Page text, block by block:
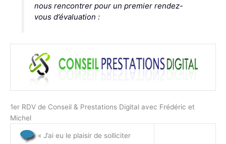
nous rencontrer pour un premier rendez-
vous d’évaluation :
1er RDV de Conseil & Prestations Digital avec Frédéric et
Michel
« J’ai eu le plaisir de solliciter